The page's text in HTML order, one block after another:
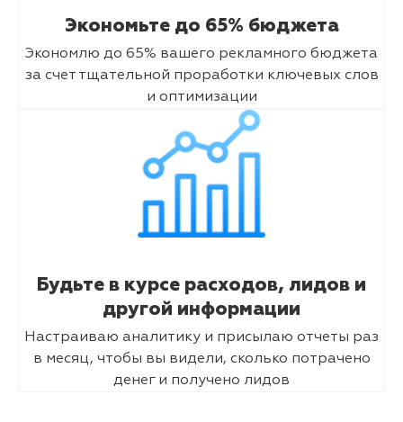
Экономьте до 65% бюджета
Экономлю до 65% вашего рекламного бюджета
за счет тщательной проработки ключевых слов
и оптимизации
Будьте в курсе расходов, лидов и
другой информации
Настраиваю аналитику и присылаю отчеты раз
в месяц, чтобы вы видели, сколько потрачено
денег и получено лидов